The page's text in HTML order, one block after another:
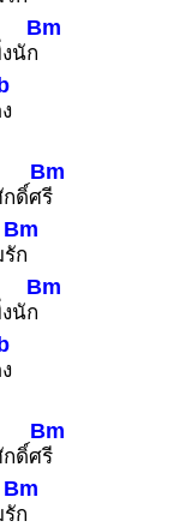
นัก
Bm
ดิ์ศ
Bm
รี
Bm
ก
นัก
Bm
ดิ์ศ
Bm
รี
Bm
ก